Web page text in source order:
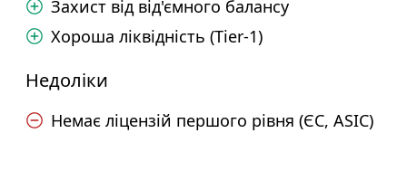
Захист від від'ємного балансу
Хороша ліквідність (Tier-1)
Недоліки
Немає ліцензій першого рівня (ЄС, ASIC)